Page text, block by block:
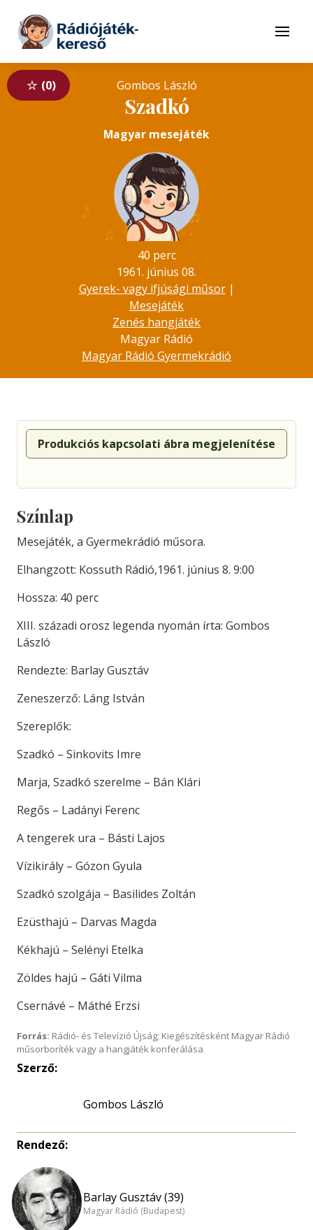
Tovább a tartalomhoz
Menü
0
♪
♫ ♬
♪
♩
♫
♪
♬
Gombos László
Szadkó
Magyar mesejáték
40 perc
1961. június 08.
Gyerek- vagy ifjúsági műsor|
Mesejáték
Zenés hangjáték
Magyar Rádió
Magyar Rádió Gyermekrádió
Produkciós kapcsolati ábra megjelenítése
Színlap
Mesejáték, a Gyermekrádió műsora.
Elhangzott: Kossuth Rádió,1961. június 8. 9:00
Hossza: 40 perc
XIII. századi orosz legenda nyomán írta: Gombos
László
Rendezte: Barlay Gusztáv
Zeneszerző: Láng István
Szereplők:
Szadkó – Sinkovits Imre
Marja, Szadkó szerelme – Bán Klári
Regős – Ladányi Ferenc
A tengerek ura – Básti Lajos
Vízikirály – Gózon Gyula
Szadkó szolgája – Basilides Zoltán
Ezüsthajú – Darvas Magda
Kékhajú – Selényi Etelka
Zöldes hajú – Gáti Vilma
Csernávé – Máthé Erzsi
Forrás: Rádió- és Televízió Újság; Kiegészítésként Magyar Rádió
műsorboríték vagy a hangjáték konferálása
Szerző:
Gombos László
Rendező:
Barlay Gusztáv (39)
Magyar Rádió (Budapest)